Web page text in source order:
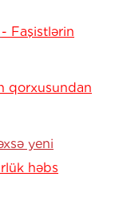
- Faşistlərin
qorxusundan
yeni
həbs